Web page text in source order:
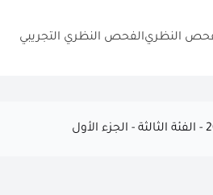
النظريالفحص النظري التجريبي
- 2025 - نموذج 1